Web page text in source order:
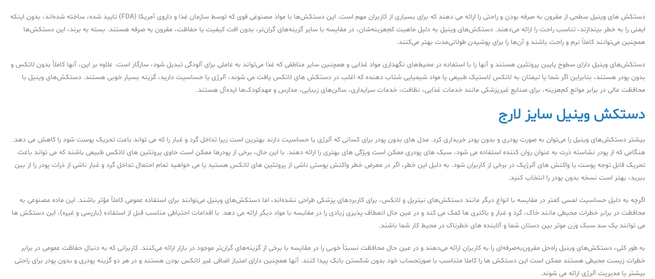
دستکش های وینیل سطحی از مقرون به صرفه بودن و راحتی را ارائه می دهند که برای بسیاری از کاربران مهم است. این دستکش‌ها با مواد مصنوعی قوی که توسط سازمان غذا و داروی آمریکا (FDA) تایید شده، ساخته شده‌اند، بدون اینکه
ایمنی را به خطر بیندازند، تناسب راحت را ارائه می‌دهند. دستکش‌های وینیل به دلیل ماهیت کم‌هزینه‌شان، در مقایسه با سایر گزینه‌های گران‌تر، بدون افت کیفیت یا حفاظت، مقرون به صرفه هستند. بسته به برند، این دستکش‌ها
همچنین می‌توانند کاملاً نرم و راحت باشند و آن‌ها را برای پوشیدن طولانی‌مدت بهتر می‌کنند.
دستکش‌های وینیل دارای سطوح پایین پروتئین هستند و آنها را با استفاده در محیط‌های نگهداری مواد غذایی و همچنین سایر مناطقی که غذا می‌تواند به عاملی برای آلودگی تبدیل شود، سازگار است. علاوه بر این، آنها کاملاً بدون لاتکس و
بدون پودر هستند، بنابراین اگر شما یا تیمتان به لاتکس لاستیک طبیعی یا مواد شیمیایی شتاب دهنده که اغلب در دستکش های لاتکس یافت می شوند، آلرژی یا حساسیت دارید، گزینه بسیار خوبی هستند. دستکش‌های وینیل با
محافظت عالی در برابر موانع کم‌هزینه، برای صنایع غیرپزشکی مانند خدمات غذایی، نظافت، خدمات سرایداری، سالن‌های زیبایی، مدارس و مهدکودک‌ها ایده‌آل هستند.
دستکش وینیل سایز لارج
بیشتر دستکش‌های وینیل را می‌توان به صورت پودری و بدون پودر خریداری کرد. مدل های بدون پودر برای کسانی که آلرژی یا حساسیت دارند بهترین است زیرا تداخل گرد و غبار را که می تواند باعث تحریک پوست شود را کاهش می دهد.
هنگامی که از پودر نشاسته ذرت به عنوان روان کننده استفاده می شود، سبک های پودری ممکن است ویژگی های بهتری را ارائه دهند. با این حال، برخی از پودرها ممکن است حاوی پروتئین های لاتکس طبیعی باشند که می تواند باعث
تحریک قابل توجه پوست یا واکنش های آلرژیک در برخی از کاربران شود. به دلیل این خطر، اگر در معرض خطر واکنش پوستی ناشی از پروتئین های لاتکس هستید یا می خواهید تمام احتمال تداخل گرد و غبار ناشی از ذرات پودر را از بین
ببرید، بهتر است نسخه بدون پودر را انتخاب کنید.
اگرچه به دلیل حساسیت لمسی کمتر در مقایسه با انواع دیگر مانند دستکش‌های نیتریل و لاتکس، برای کاربردهای پزشکی طراحی نشده‌اند، اما دستکش‌های وینیل می‌توانند برای استفاده عمومی کاملاً مؤثر باشند. این ماده مصنوعی به
محافظت در برابر خطرات محیطی مانند خاک، گرد و غبار و باکتری ها کمک می کند و در عین حال انعطاف پذیری زیادی را در مقایسه با مواد دیگر ارائه می دهد. با اقدامات احتیاطی مناسب قبل از استفاده (بازرسی و غیره)، این دستکش ها
می توانند یک سد سبک وزن موثر بین دستان شما و آلاینده های خطرناک در محیط کار شما باشند.
به طور کلی، دستکش‌های وینیل راه‌حل مقرون‌به‌صرفه‌ای را به کاربران ارائه می‌دهند و در عین حال محافظت نسبتاً خوبی را در مقایسه با برخی از گزینه‌های گران‌تر موجود در بازار ارائه می‌کنند. کاربرانی که به دنبال حفاظت عمومی در برابر
خطرات زیست محیطی هستند ممکن است این دستکش ها را کاملا متناسب با صورتحساب خود بدون شکستن بانک پیدا کنند. آنها همچنین دارای امتیاز اضافی غیر لاتکس بودن هستند و در هر دو گزینه پودری و بدون پودر برای راحتی
بیشتر یا مدیریت آلرژی ارائه می شوند.